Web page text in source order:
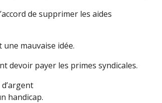
de supprimer les aides
une mauvaise idée.
devoir payer les primes syndicales.
handicap.